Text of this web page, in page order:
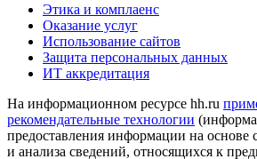
Этика и комплаенс
Оказание услуг
Использование сайтов
Защита персональных данных
ИТ аккредитация
На информационном ресурсе hh.ru
рекомендательные технологии
предоставления информации на основе
и анализа сведений, относящихся к